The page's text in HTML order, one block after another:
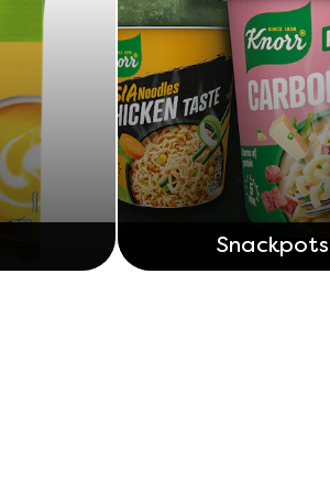
Snackpots